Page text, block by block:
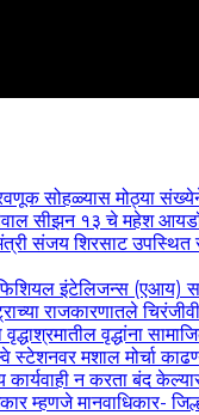
सोहळ्यास मोठ्या
सीझन १३ चे महेश
संजय शिरसाट उपस्थित
इंटेलिजन्स
राजकारणातले
वृद्धांना
स्टेशनवर मशाल मोर्चा
कार्यवाही न करता बंद
म्हणजे मानवाधिकार-